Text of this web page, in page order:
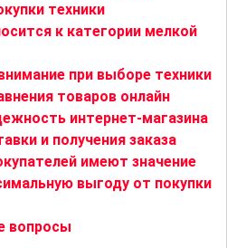
техники
к категории мелкой
при выборе техники
товаров онлайн
интернет-магазина
и получения заказа
имеют значение
выгоду от покупки
вопросы